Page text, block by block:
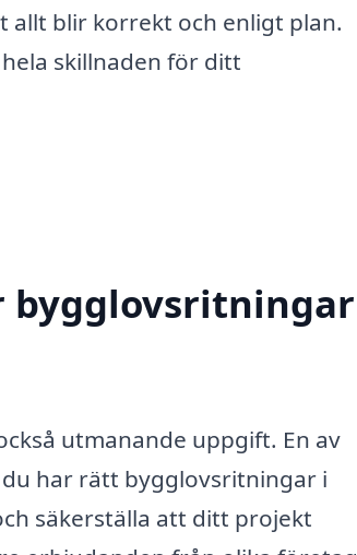
allt blir korrekt och enligt plan.
skillnaden för ditt
bygglovsritningar
utmanande uppgift. En av
har rätt bygglovsritningar i
säkerställa att ditt projekt